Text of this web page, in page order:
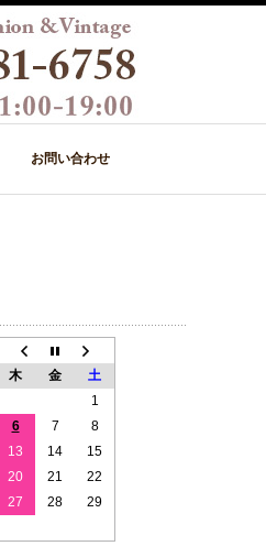
お問い合わせ
木 金
土
1
6 7
8
13 14
15
20 21
22
27 28
29